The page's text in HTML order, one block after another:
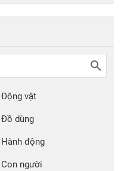
Động vật
Đồ dùng
Hành động
Con người